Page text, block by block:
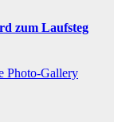
zum Laufsteg
Photo-Gallery